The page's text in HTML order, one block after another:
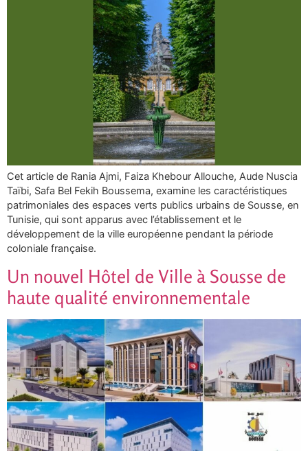
Cet article de Rania Ajmi, Faiza Khebour Allouche, Aude Nuscia
Taïbi, Safa Bel Fekih Boussema, examine les caractéristiques
patrimoniales des espaces verts publics urbains de Sousse, en
Tunisie, qui sont apparus avec l’établissement et le
développement de la ville européenne pendant la période
coloniale française.
Un nouvel Hôtel de Ville à Sousse de
haute qualité environnementale